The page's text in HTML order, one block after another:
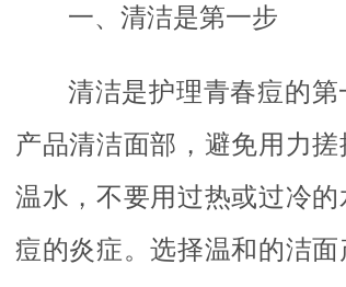
一、清洁是第一步
清洁是护理青春痘的
产品清洁面部，避免用力
温水，不要用过热或过冷
痘的炎症。选择温和的洁